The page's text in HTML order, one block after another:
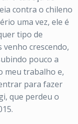
contra o chileno
uma vez, ele é
tipo de
venho crescendo,
pouco a
meu trabalho e,
para fazer
que perdeu o